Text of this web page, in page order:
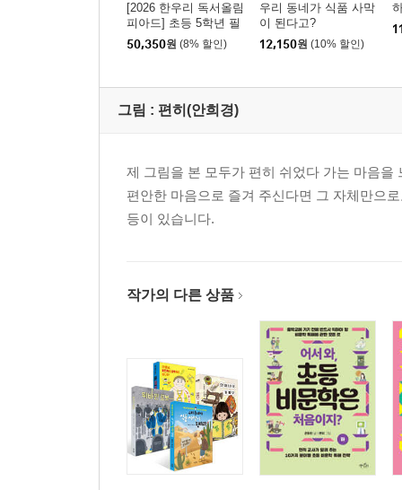
[2026 한우리 독서올림
피아드] 초등 5학년 필
독서 세트
50,350원 (8% 할인)
우리 동네가 식품 사막
이 된다고?
12,150원 (10% 할인)
그림 : 편히(안희경)
제 그림을 본 모두가 편히 쉬었다 가는 마음을
편안한 마음으로 즐겨 주신다면 그 자체만으
등이 있습니다.
작가의 다른 상품